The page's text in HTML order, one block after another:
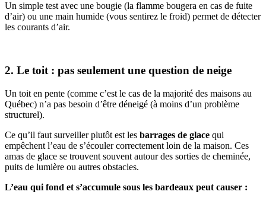
Un simple test avec une bougie (la flamme bougera en cas de fuite
d’air) ou une main humide (vous sentirez le froid) permet de détecter
les courants d’air.
2. Le toit : pas seulement une question de neige
Un toit en pente (comme c’est le cas de la majorité des maisons au
Québec) n’a pas besoin d’être déneigé (à moins d’un problème
structurel).
Ce qu’il faut surveiller plutôt est les barrages de glace qui
empêchent l’eau de s’écouler correctement loin de la maison. Ces
amas de glace se trouvent souvent autour des sorties de cheminée,
puits de lumière ou autres obstacles.
L’eau qui fond et s’accumule sous les bardeaux peut causer :